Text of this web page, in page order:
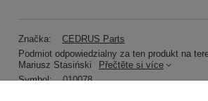
Značka:
CEDRUS Parts
Podmiot odpowiedzialny za ten produkt na
Mariusz Stasiński
Přečtěte si více
Symbol:
010078